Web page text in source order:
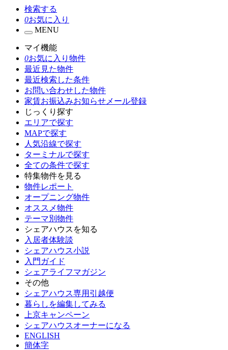
検索する
0お気に入り
MENU
マイ機能
0お気に入り物件
最近見た物件
最近検索した条件
お問い合わせした物件
家賃お振込みお知らせメール登録
じっくり探す
エリアで探す
MAPで探す
人気沿線で探す
ターミナルで探す
全ての条件で探す
特集物件を見る
物件レポート
オープニング物件
オススメ物件
テーマ別物件
シェアハウスを知る
入居者体験談
シェアハウス小説
入門ガイド
シェアライフマガジン
その他
シェアハウス専用引越便
暮らしを編集してみる
上京キャンペーン
シェアハウスオーナーになる
ENGLISH
簡体字